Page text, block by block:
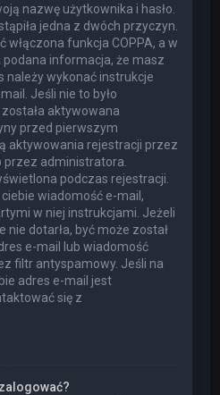
nazwę użytkownika i hasło.
jedna z dwóch przyczyn.
włączona funkcja COPPA, a w
podana informacja, że masz
należy wykonać instrukcje
Jeśli nie to było
aktywowana
przed pierwszym
aktywowania rejestracji przez
przez administratora.
podczas rejestracji.
wiadomość e-mail,
w niej instrukcjami. Jeżeli
nie dotarła, być może został
e-mail lub wiadomość
filtr antyspamowy. Jeśli na
adres e-mail jest
się z